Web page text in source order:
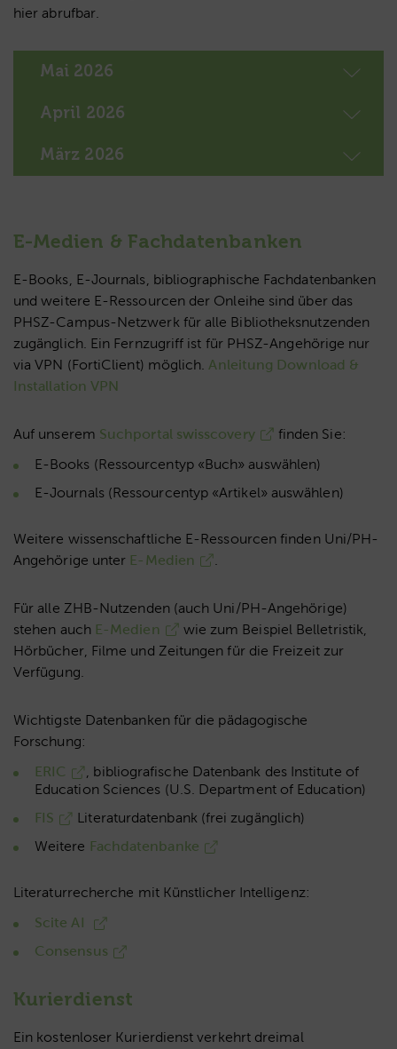
hier abrufbar.
Mai 2026
April 2026
März 2026
E-Medien & Fachdatenbanken
E-Books, E-Journals, bibliographische Fachdatenbanken
und weitere E-Ressourcen der Onleihe sind über das
PHSZ-Campus-Netzwerk für alle Bibliotheksnutzenden
zugänglich. Ein Fernzugriff ist für PHSZ-Angehörige nur
via VPN (FortiClient) möglich. Anleitung Download &
Installation VPN
Auf unserem Suchportal swisscovery
finden Sie:
E-Books (Ressourcentyp «Buch» auswählen)
E-Journals (Ressourcentyp «Artikel» auswählen)
Weitere wissenschaftliche E-Ressourcen finden Uni/PH-
Angehörige unter E-Medien
Für alle ZHB-Nutzenden (auch Uni/PH-Angehörige)
stehen auch E-Medien
wie zum Beispiel Belletristik,
Hörbücher, Filme und Zeitungen für die Freizeit zur
Verfügung.
Wichtigste Datenbanken für die pädagogische
Forschung:
ERIC
, bibliografische Datenbank des Institute of
Education Sciences (U.S. Department of Education)
FIS
Literaturdatenbank (frei zugänglich)
Weitere Fachdatenbanke
Literaturrecherche mit Künstlicher Intelligenz:
Scite AI
Consensus
Kurierdienst
Ein kostenloser Kurierdienst verkehrt dreimal